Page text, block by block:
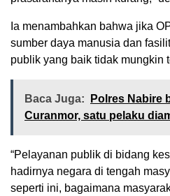
Ia menambahkan bahwa jika
sumber daya manusia dan
publik yang baik tidak mungkin
Baca Juga:
Polres Nabire
Curanmor, satu pelaku
“Pelayanan publik di bidang
hadirnya negara di tengah
seperti ini, bagaimana